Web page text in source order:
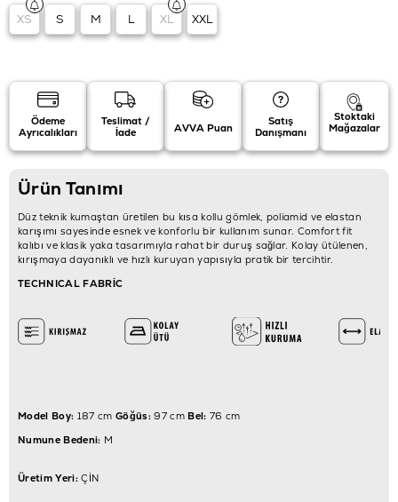
XS S M L XL XXL
Ödeme
Ayrıcalıkları
Teslimat /
İade
AVVA Puan
Satış
Danışmanı
Stoktaki
Mağazalar
Ürün Tanımı
Düz teknik kumaştan üretilen bu kısa kollu gömlek, poliamid ve elastan
karışımı sayesinde esnek ve konforlu bir kullanım sunar. Comfort fit
kalıbı ve klasik yaka tasarımıyla rahat bir duruş sağlar. Kolay ütülenen,
kırışmaya dayanıklı ve hızlı kuruyan yapısıyla pratik bir tercihtir.
TECHNICAL FABRİC
Model Boy: 187 cm Göğüs:97 cmBel: 76 cm
Numune Bedeni: M
Üretim Yeri:ÇİN